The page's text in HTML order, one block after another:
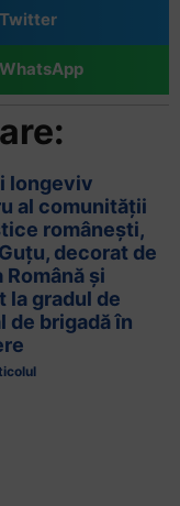
Twitter
WhatsApp
longeviv
al comunității
românești,
decorat de
Română și
la gradul de
de brigadă în